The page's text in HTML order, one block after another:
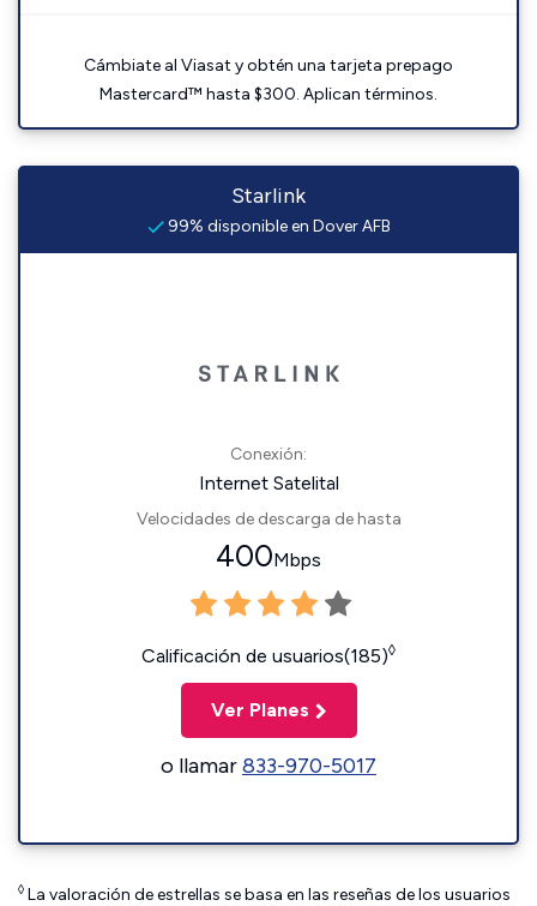
Cámbiate al Viasat y obtén una tarjeta prepago
Mastercard™ hasta $300. Aplican términos.
Starlink
99% disponible en Dover AFB
Conexión:
Internet Satelital
Velocidades de descarga de hasta
400Mbps
Calificación de usuarios(185)◊
Ver Planes
o llamar833-970-5017
◊ La valoración de estrellas se basa en las reseñas de los usuarios